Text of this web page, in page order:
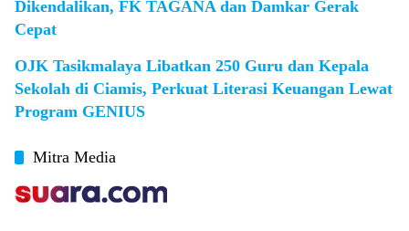
Dikendalikan, FK TAGANA dan Damkar Gerak
Cepat
OJK Tasikmalaya Libatkan 250 Guru dan Kepala
Sekolah di Ciamis, Perkuat Literasi Keuangan Lewat
Program GENIUS
Mitra Media